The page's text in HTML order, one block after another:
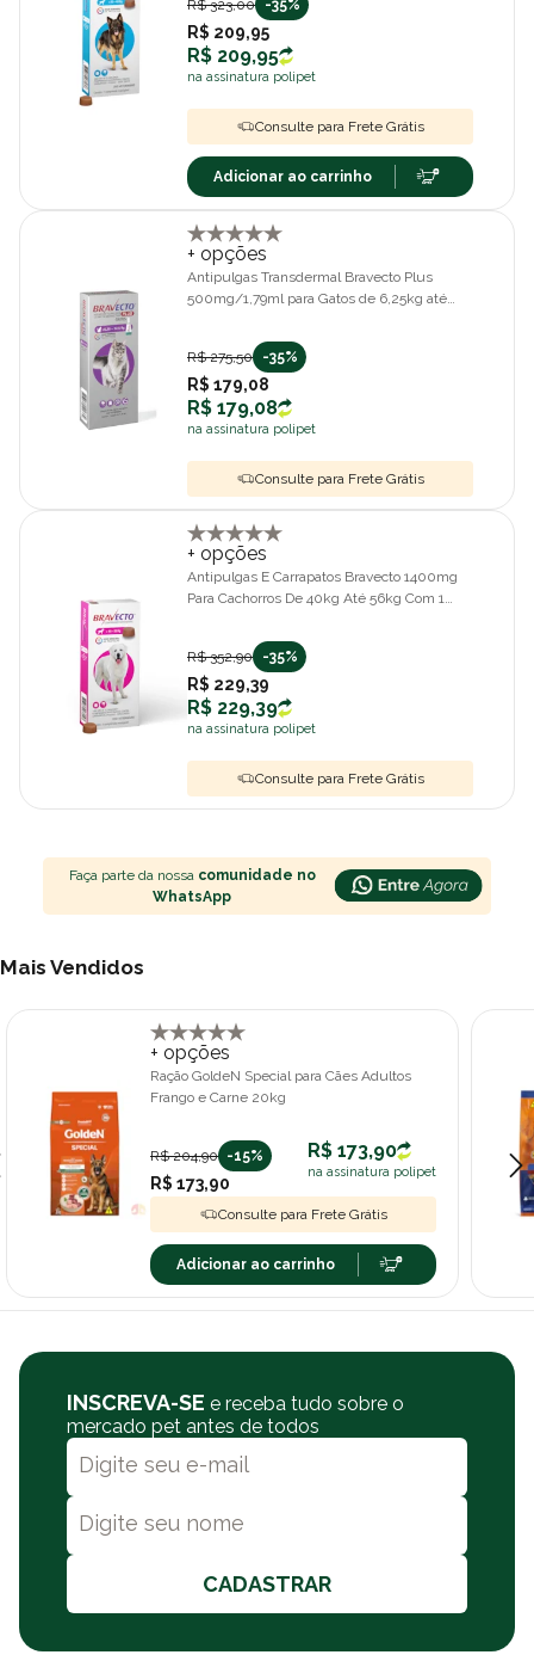
R$ 323,00 -35%
R$ 209,95
R$ 209,95
na assinatura polipet
Consulte para Frete Grátis
Adicionar ao carrinho
+ opções
Antipulgas Transdermal Bravecto Plus
500mg/1,79ml para Gatos de 6,25kg até
R$ 275,50 -35%
R$ 179,08
R$ 179,08
na assinatura polipet
Consulte para Frete Grátis
+ opções
Antipulgas E Carrapatos Bravecto 1400mg
Para Cachorros De 40kg Até 56kg Com 1
R$ 352,90 -35%
R$ 229,39
R$ 229,39
na assinatura polipet
Consulte para Frete Grátis
Faça parte da nossa comunidade no
WhatsApp
Mais Vendidos
+ opções
Ração GoldeN Special para Cães Adultos
Frango e Carne 20kg
R$ 204,90 -15%
R$ 173,90
R$ 173,90
na assinatura polipet
Consulte para Frete Grátis
Adicionar ao carrinho
INSCREVA-SE e receba tudo sobre o
mercado pet antes de todos
CADASTRAR